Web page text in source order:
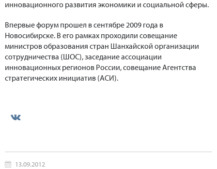
инновационного развития экономики и социальной сферы.
Впервые форум прошел в сентябре 2009 года в
Новосибирске. В его рамках проходили совещание
министров образования стран Шанхайской организации
сотрудничества (ШОС), заседание ассоциации
инновационных регионов России, совещание Агентства
стратегических инициатив (АСИ).
13.09.2012